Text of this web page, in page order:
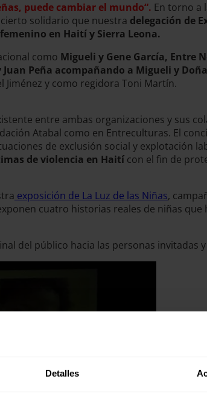
Detalles
puede cambiar el mundo“. En torno a
solidario que nuestra delegación de
en Haití y Sierra Leona.
como Migueli y Gene García, Entre
Juan Peña acompañando a Migueli y
Jiménez y como regidora Toni Martín.
entre ambas organizaciones y sus
Atabal como en Entreculturas. El
de exclusión social y explotación
de violencia en Haití con el fin de
exposición de La Luz de las Niñas,
cuatro historias reales de niñas
del público hacia las personas invitadas